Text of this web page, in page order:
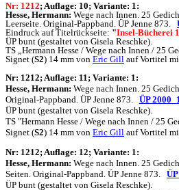
Nr: 1212; Auflage: 10; Variante: 1:
Hesse, Hermann: Wege nach Innen. 25
Leerseite. Original-Pappband. ÜP Jenne 873.
Eindruck auf Titelrückseite: "Insel-Bücherei
ÜP bunt (gestaltet von Gisela Reschke).
TS „Hermann Hesse / Wege nach Innen / 25
Signet (S2) 14 mm von Eric Gill auf Vortitel
Nr: 1212; Auflage: 11; Variante: 1:
Hesse, Hermann: Wege nach Innen. 25
Original-Pappband. ÜP Jenne 873. ÜP
ÜP bunt (gestaltet von Gisela Reschke).
TS "Hermann Hesse / Wege nach Innen / 25
Signet (S2) 14 mm von Eric Gill auf Vortitel
Nr: 1212; Auflage: 12; Variante: 1:
Hesse, Hermann: Wege nach Innen. 25
Seiten. Original-Pappband. ÜP Jenne 873.
ÜP bunt (gestaltet von Gisela Reschke).